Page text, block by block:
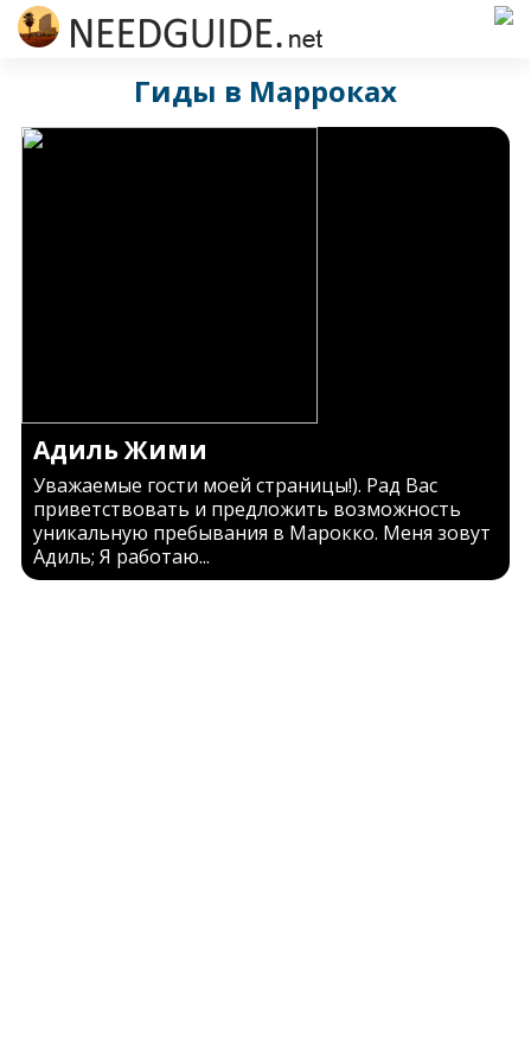
Гиды в Марроках
Адиль Жими
Уважаемые гости моей страницы!). Рад Вас
приветствовать и предложить возможность
уникальную пребывания в Марокко. Меня зовут
Адиль; Я работаю...